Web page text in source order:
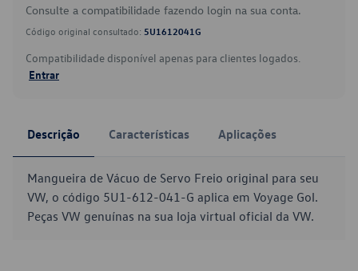
Consulte a compatibilidade fazendo login na sua conta.
Código original consultado: 5U1612041G
Compatibilidade disponível apenas para clientes logados.
Entrar
Descrição Características Aplicações
Mangueira de Vácuo de Servo Freio original para seu
VW, o código 5U1-612-041-G aplica em Voyage Gol.
Peças VW genuínas na sua loja virtual oficial da VW.